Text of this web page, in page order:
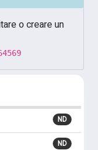
o creare un
ND
ND